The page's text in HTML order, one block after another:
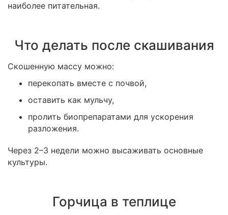
наиболее питательная.
Что делать после скашивания
Скошенную массу можно:
перекопать вместе с почвой,
оставить как мульчу,
пролить биопрепаратами для ускорения
разложения.
Через 2–3 недели можно высаживать основные
культуры.
Горчица в теплице